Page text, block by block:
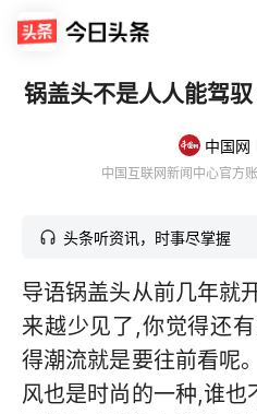
锅盖头不是人人能驾
中国网
中国互联网新闻中心官方
头条听资讯，时事尽掌握
导语锅盖头从前几年就
来越少见了,你觉得还
得潮流就是要往前看呢
风也是时尚的一种,谁也